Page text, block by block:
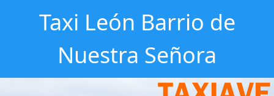
Taxi León Barrio de
Nuestra Señora